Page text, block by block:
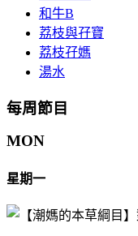
和牛B
荔枝與孖寶
荔枝孖媽
湯水
每周節目
MON
星期一